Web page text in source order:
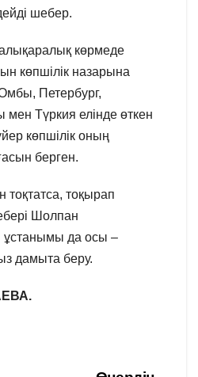
шебер.
көрмеде
көпшілік назарына
Петербург,
мен Түркия елінде өткен
көпшілік оның
берген.
тоқырап
Шолпан
да осы –
дамыта беру.